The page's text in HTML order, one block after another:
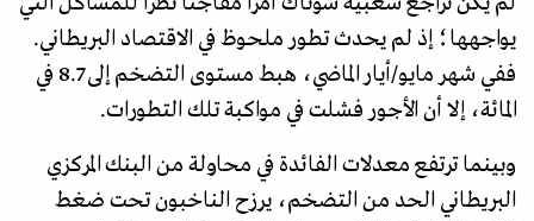
يواجهها؛ إذ لم يحدث تطور ملحوظ في الاقتصاد البريطاني.
ففي شهر مايو/أيار الماضي، هبط مستوى التضخم إلى 8.7 في
المائة، إلا أن الأجور فشلت في مواكبة تلك التطورات.
وبينما ترتفع معدلات الفائدة في محاولة من البنك المركزي
البريطاني الحد من التضخم، يرزح الناخبون تحت ضغط